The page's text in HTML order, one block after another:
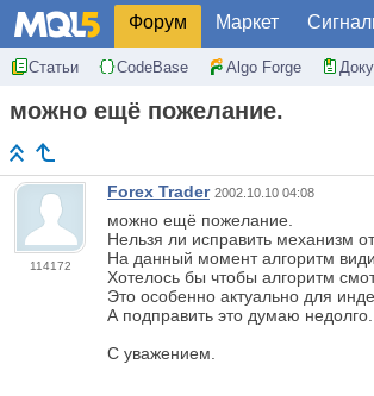
Форум Маркет
Статьи CodeBase Algo Forge
можно ещё пожелание.
114172
Forex Trader 2002.10.10 04:08
можно ещё пожелание.
Нельзя ли исправить механизм
На данный момент алгоритм
Хотелось бы чтобы алгоритм
Это особенно актуально для
А подправить это думаю недолго.
С уважением.